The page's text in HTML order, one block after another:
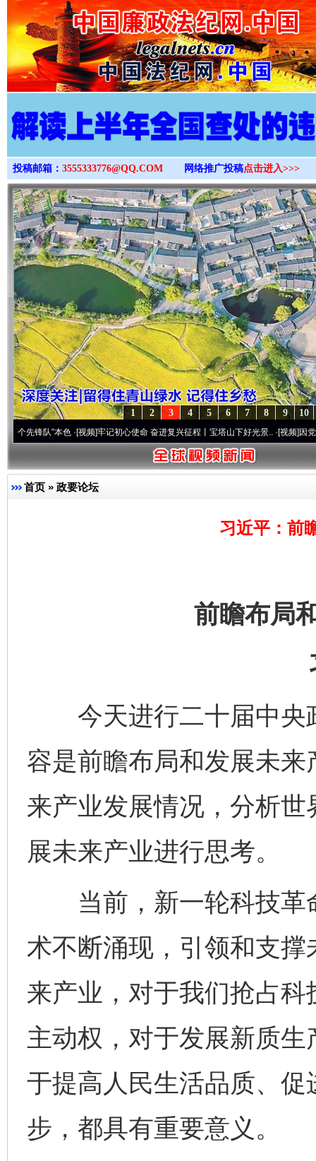
>
投稿邮箱： 3555333776@QQ.COM 网络推广投稿点击进入>>>
10
9
8
7
6
5
4
3
2
1
”本色·[视频]牢记初心使命 奋进复兴征程丨宝塔山下好光景..·[视频]因党而生 为党
首页 » 政要论坛
习近平：前
前瞻布局
今天进行二十届中央
容是前瞻布局和发展未
来产业发展情况，分析
展未来产业进行思考。
当前，新一轮科技革
术不断涌现，引领和支
来产业，对于我们抢占
主动权，对于发展新质
于提高人民生活品质、
步，都具有重要意义。